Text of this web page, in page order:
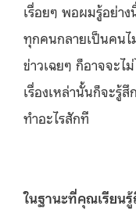
เรื่อยๆ พอผมรู้อย่า
ทุกคนกลายเป็นคน
ข่าวเฉยๆ ก็อาจจะ
เรื่องเหล่านั้นก็จะรู้
ทำอะไรสักที
ในฐานะที่คุณเรียน